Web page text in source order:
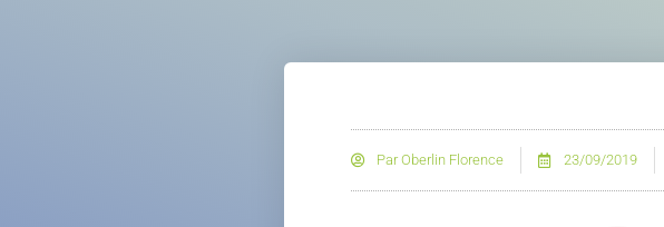
ParOberlin Florence 23/09/2019